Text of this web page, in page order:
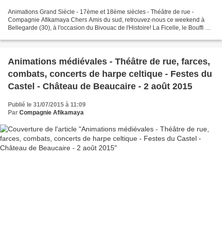
Animations Grand Siècle - 17ème et 18ème siècles - Théâtre de rue -
Compagnie Afikamaya Chers Amis du sud, retrouvez-nous ce weekend à
Bellegarde (30), à l'occasion du Bivouac de l'Histoire! La Ficelle, le Bouffi et
Animations médiévales - Théâtre de rue, farces,
combats, concerts de harpe celtique - Festes du
Castel - Château de Beaucaire - 2 août 2015
Publié le 31/07/2015 à 11:09
Par Compagnie Afikamaya